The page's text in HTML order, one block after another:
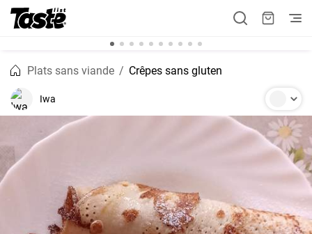
Plats sans viande Crêpes sans gluten
Iwa